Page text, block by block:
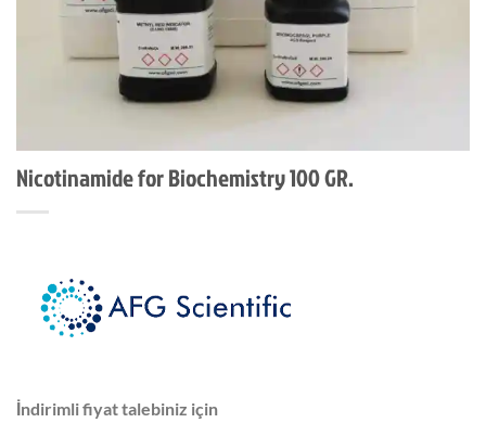
Nicotinamide for Biochemistry 100 GR.
İndirimli fiyat talebiniz için